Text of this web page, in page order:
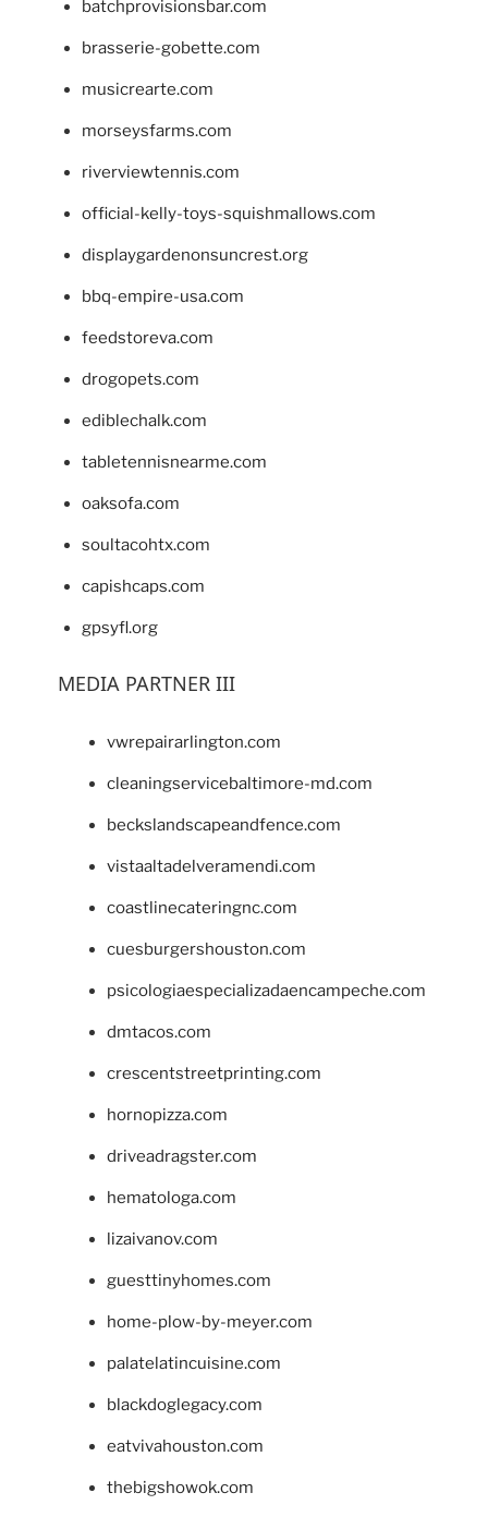
batchprovisionsbar.com
brasserie-gobette.com
musicrearte.com
morseysfarms.com
riverviewtennis.com
official-kelly-toys-squishmallows.com
displaygardenonsuncrest.org
bbq-empire-usa.com
feedstoreva.com
drogopets.com
ediblechalk.com
tabletennisnearme.com
oaksofa.com
soultacohtx.com
capishcaps.com
gpsyfl.org
MEDIA PARTNER III
vwrepairarlington.com
cleaningservicebaltimore-md.com
beckslandscapeandfence.com
vistaaltadelveramendi.com
coastlinecateringnc.com
cuesburgershouston.com
psicologiaespecializadaencampeche.com
dmtacos.com
crescentstreetprinting.com
hornopizza.com
driveadragster.com
hematologa.com
lizaivanov.com
guesttinyhomes.com
home-plow-by-meyer.com
palatelatincuisine.com
blackdoglegacy.com
eatvivahouston.com
thebigshowok.com